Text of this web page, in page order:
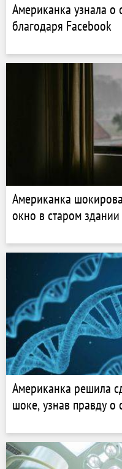
Американка узнала о
благодаря Facebook
Американка
окно в старом
Американка решила
шоке, узнав правду о